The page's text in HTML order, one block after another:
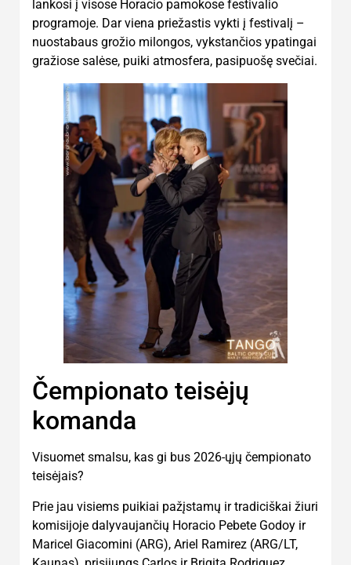
lankosi į visose Horacio pamokose festivalio
programoje. Dar viena priežastis vykti į festivalį –
nuostabaus grožio milongos, vykstančios ypatingai
gražiose salėse, puiki atmosfera, pasipuošę svečiai.
Čempionato teisėjų
komanda
Visuomet smalsu, kas gi bus 2026-ųjų čempionato
teisėjais?
Prie jau visiems puikiai pažįstamų ir tradiciškai žiuri
komisijoje dalyvaujančių Horacio Pebete Godoy ir
Maricel Giacomini (ARG), Ariel Ramirez (ARG/LT,